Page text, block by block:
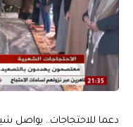
دعما للاحتجاجات.. يواصل